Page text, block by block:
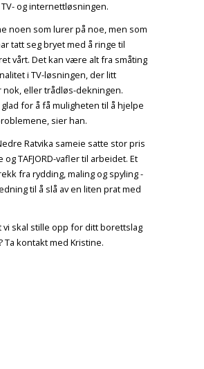
og internettløsningen.
noen som lurer på noe, men som
tatt seg bryet med å ringe til
vårt. Det kan være alt fra småting
i TV-løsningen, der litt
eller trådløs-dekningen.
for å få muligheten til å hjelpe
sier han.
Ratvika sameie satte stor pris
og TAFJORD-vafler til arbeidet. Et
fra rydding, maling og spyling -
til å slå av en liten prat med
skal stille opp for ditt borettslag
Ta kontakt med Kristine.